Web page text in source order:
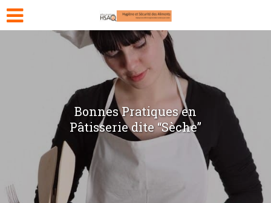
Bonnes Pratiques en
Pâtisserie dite “Sèche”